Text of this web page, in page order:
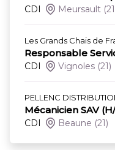
CDI Meursault
Les Grands Chais de
Responsable
CDI Vignoles (21)
PELLENC
Mécanicien SAV
CDI Beaune (21)